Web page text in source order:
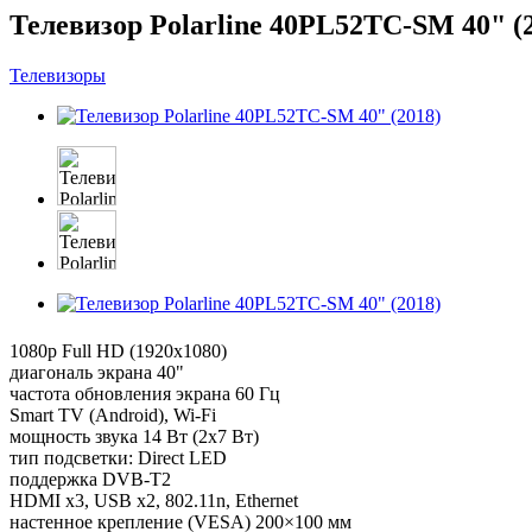
Телевизор Polarline 40PL52TC-SM 40"
Телевизоры
1080p Full HD (1920x1080)
диагональ экрана 40"
частота обновления экрана 60 Гц
Smart TV (Android), Wi-Fi
мощность звука 14 Вт (2x7 Вт)
тип подсветки: Direct LED
поддержка DVB-T2
HDMI x3, USB x2, 802.11n, Ethernet
настенное крепление (VESA) 200×100 мм